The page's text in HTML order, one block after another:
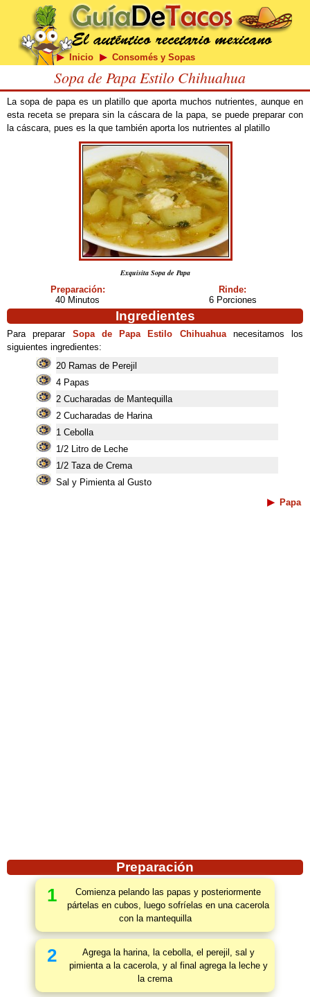
Inicio Consomés y Sopas
Sopa de Papa Estilo Chihuahua
La sopa de papa es un platillo que aporta muchos nutrientes, aunque en
esta receta se prepara sin la cáscara de la papa, se puede preparar con
la cáscara, pues es la que también aporta los nutrientes al platillo
Exquisita Sopa de Papa
Preparación:
40 Minutos
Rinde:
6 Porciones
Ingredientes
Para preparar Sopa de Papa Estilo Chihuahuanecesitamos los
siguientes ingredientes:
20 Ramas de Perejil
4 Papas
2 Cucharadas de Mantequilla
2 Cucharadas de Harina
1 Cebolla
1/2 Litro de Leche
1/2 Taza de Crema
Sal y Pimienta al Gusto
Papa
Preparación
1
Comienza pelando las papas y posteriormente
pártelas en cubos, luego sofríelas en una cacerola
con la mantequilla
2
Agrega la harina, la cebolla, el perejil, sal y
pimienta a la cacerola, y al final agrega la leche y
la crema